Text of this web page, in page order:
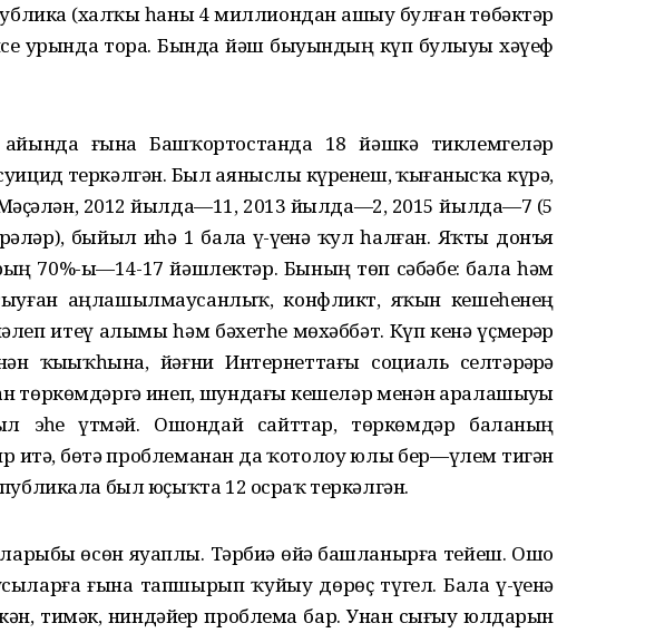
(халҡы һаны 4 миллиондан ашыу булған төбәктәр
урында тора. Бында йәш быуындың күп булыуы хәүеф
ғына Башҡортостанда 18 йәшкә тиклемгеләр
теркәлгән. Был аяныслы күренеш, ҡыҙғанысҡа күрә,
2012 йылда—11, 2013 йылда—2, 2015 йылда—7 (5
быйыл иһә 1 бала үҙ-үҙенә ҡул һалған. Яҡты донъя
70%-ы—14-17 йәшлектәр. Бының төп сәбәбе: бала һәм
аңлашылмаусанлыҡ, конфликт, яҡын кешеһенең
итеү алымы һәм бәхетһеҙ мөхәббәт. Күп кенә үҫмерҙәр
ҡыҙыҡһына, йәғни Интернеттағы социаль селтәрҙәрҙә
төркөмдәргә инеп, шундағы кешеләр менән аралашыуҙы
эҙһеҙ үтмәй. Ошондай сайттар, төркөмдәр баланың
итә, бөтә проблеманан да ҡотолоу юлы бер—үлем тигән
был юҫыҡта 12 осраҡ теркәлгән.
өсөн яуаплы. Тәрбиә өйҙә башланырға тейеш. Ошо
ғына тапшырып ҡуйыу дөрөҫ түгел. Бала үҙ-үҙенә
тимәк, ниндәйҙер проблема бар. Унан сығыу юлдарын